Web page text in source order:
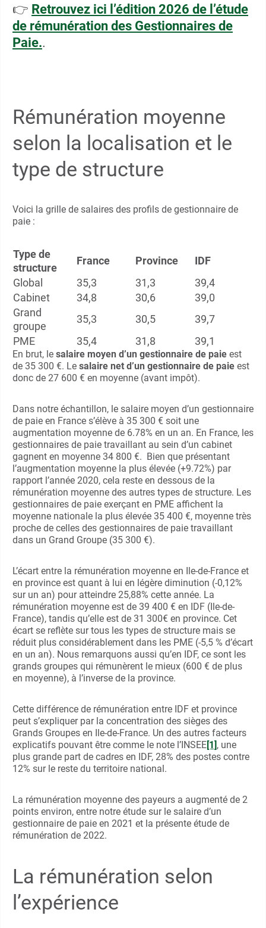
👉 Retrouvez ici l’édition 2026 de l’étude
de rémunération des Gestionnaires de
Paie..
Rémunération moyenne
selon la localisation et le
type de structure
Voici la grille de salaires des profils de gestionnaire de
paie :
Type de
structure
France Province
IDF
Global
35,3 31,3
39,4
Cabinet
34,8 30,6
39,0
Grand
groupe
35,3 30,5
39,7
PME
35,4 31,8 39,1
En brut, le salaire moyen d’un gestionnaire de paie est
de 35 300 €. Le salaire net d’un gestionnaire de paie est
donc de 27 600 € en moyenne (avant impôt).
Dans notre échantillon, le salaire moyen d’un gestionnaire
de paie en France s’élève à 35 300 € soit une
augmentation moyenne de 6.78% en un an. En France, les
gestionnaires de paie travaillant au sein d’un cabinet
gagnent en moyenne 34 800 €. Bien que présentant
l’augmentation moyenne la plus élevée (+9.72%) par
rapport l’année 2020, cela reste en dessous de la
rémunération moyenne des autres types de structure. Les
gestionnaires de paie exerçant en PME affichent la
moyenne nationale la plus élevée 35 400 €, moyenne très
proche de celles des gestionnaires de paie travaillant
dans un Grand Groupe (35 300 €).
L’écart entre la rémunération moyenne en Ile-de-France et
en province est quant à lui en légère diminution (-0,12%
sur un an) pour atteindre 25,88% cette année. La
rémunération moyenne est de 39 400 € en IDF (Ile-de-
France), tandis qu’elle est de 31 300€ en province. Cet
écart se reflète sur tous les types de structure mais se
réduit plus considérablement dans les PME (-5,5 % d’écart
en un an). Nous remarquons aussi qu’en IDF, ce sont les
grands groupes qui rémunèrent le mieux (600 € de plus
en moyenne), à l’inverse de la province.
Cette différence de rémunération entre IDF et province
peut s’expliquer par la concentration des sièges des
Grands Groupes en Ile-de-France. Un des autres facteurs
explicatifs pouvant être comme le note l’INSEE[1], une
plus grande part de cadres en IDF, 28% des postes contre
12% sur le reste du territoire national.
La rémunération moyenne des payeurs a augmenté de 2
points environ, entre notre étude sur le salaire d’un
gestionnaire de paie en 2021 et la présente étude de
rémunération de 2022.
La rémunération selon
l’expérience